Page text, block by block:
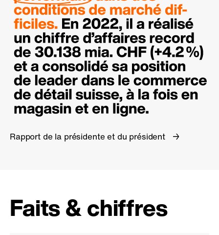
Rapport de la présidente et du président
Faits & chiffres